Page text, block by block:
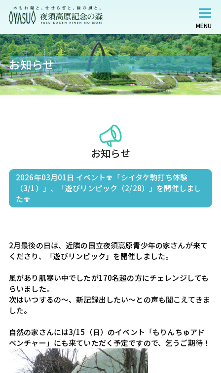
MENU
お知らせ
お知らせ
2026年03月01日 イベント🍄「シイタケ駒打ち体験
（3/1）」、「遊びリンピック（2/28）」を開催しまし
た🍄
2月最後の日は、近隣の国立夜須高原青少年の家さんが来て
くださり、「遊びリンピック」を開催しました。
風があり肌寒い中でしたが170名超の方にチェレンジしても
らいました。
次はいつするの～、新記録出したい～との声も聞こえてきま
した。
自然の家さんには3/15（日）のイベント「もりんちゅアド
ベンチャー」にも来ていただく予定ですので、乞うご期待！